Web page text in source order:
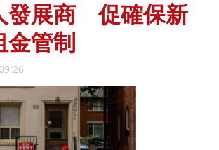
發展商 促確保新
管制